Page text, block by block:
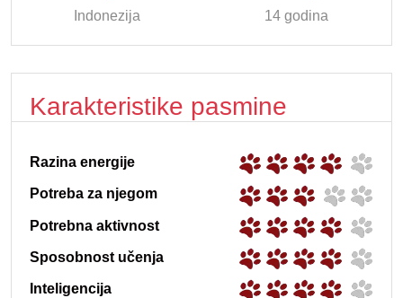
Indonezija 14 godina
Karakteristike pasmine
Razina energije
Potreba za njegom
Potrebna aktivnost
Sposobnost učenja
Inteligencija